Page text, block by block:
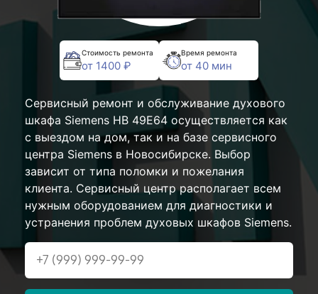
Стоимость ремонта
от 1400 ₽
Время ремонта
от 40 мин
Сервисный ремонт и обслуживание духового
шкафа Siemens HB 49E64 осуществляется как
с выездом на дом, так и на базе сервисного
центра Siemens в Новосибирске. Выбор
зависит от типа поломки и пожелания
клиента. Сервисный центр располагает всем
нужным оборудованием для диагностики и
устранения проблем духовых шкафов Siemens.